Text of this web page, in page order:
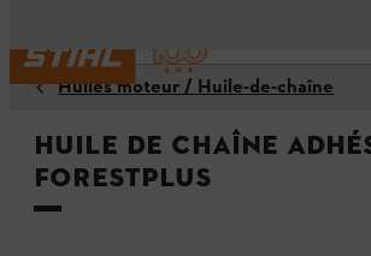
Huiles moteur / Huile-de-chaîne
Huile de chaîne
ForestPlus